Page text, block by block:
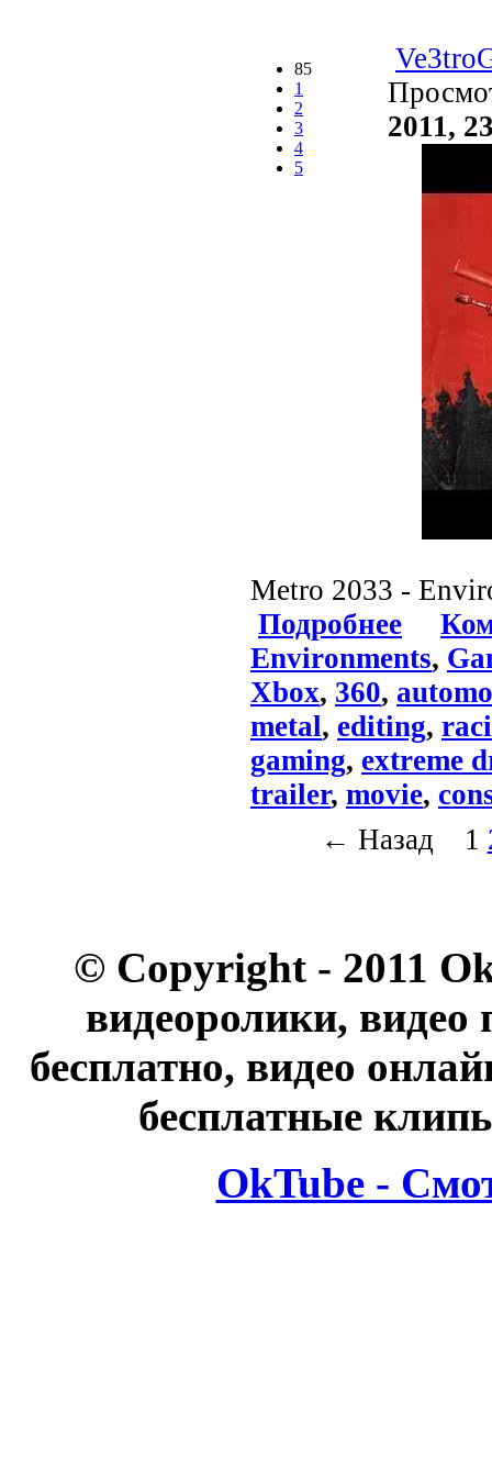
85
1
2
3
4
5
2011,
Metro 2033 -
Подробнее
Environments,
Xbox, 360,
metal, editing,
gaming, extreme
trailer, movie,
← Назад
1
© Copyright - 2011
видеоролики, видео
бесплатно, видео
бесплатные
OkTube -